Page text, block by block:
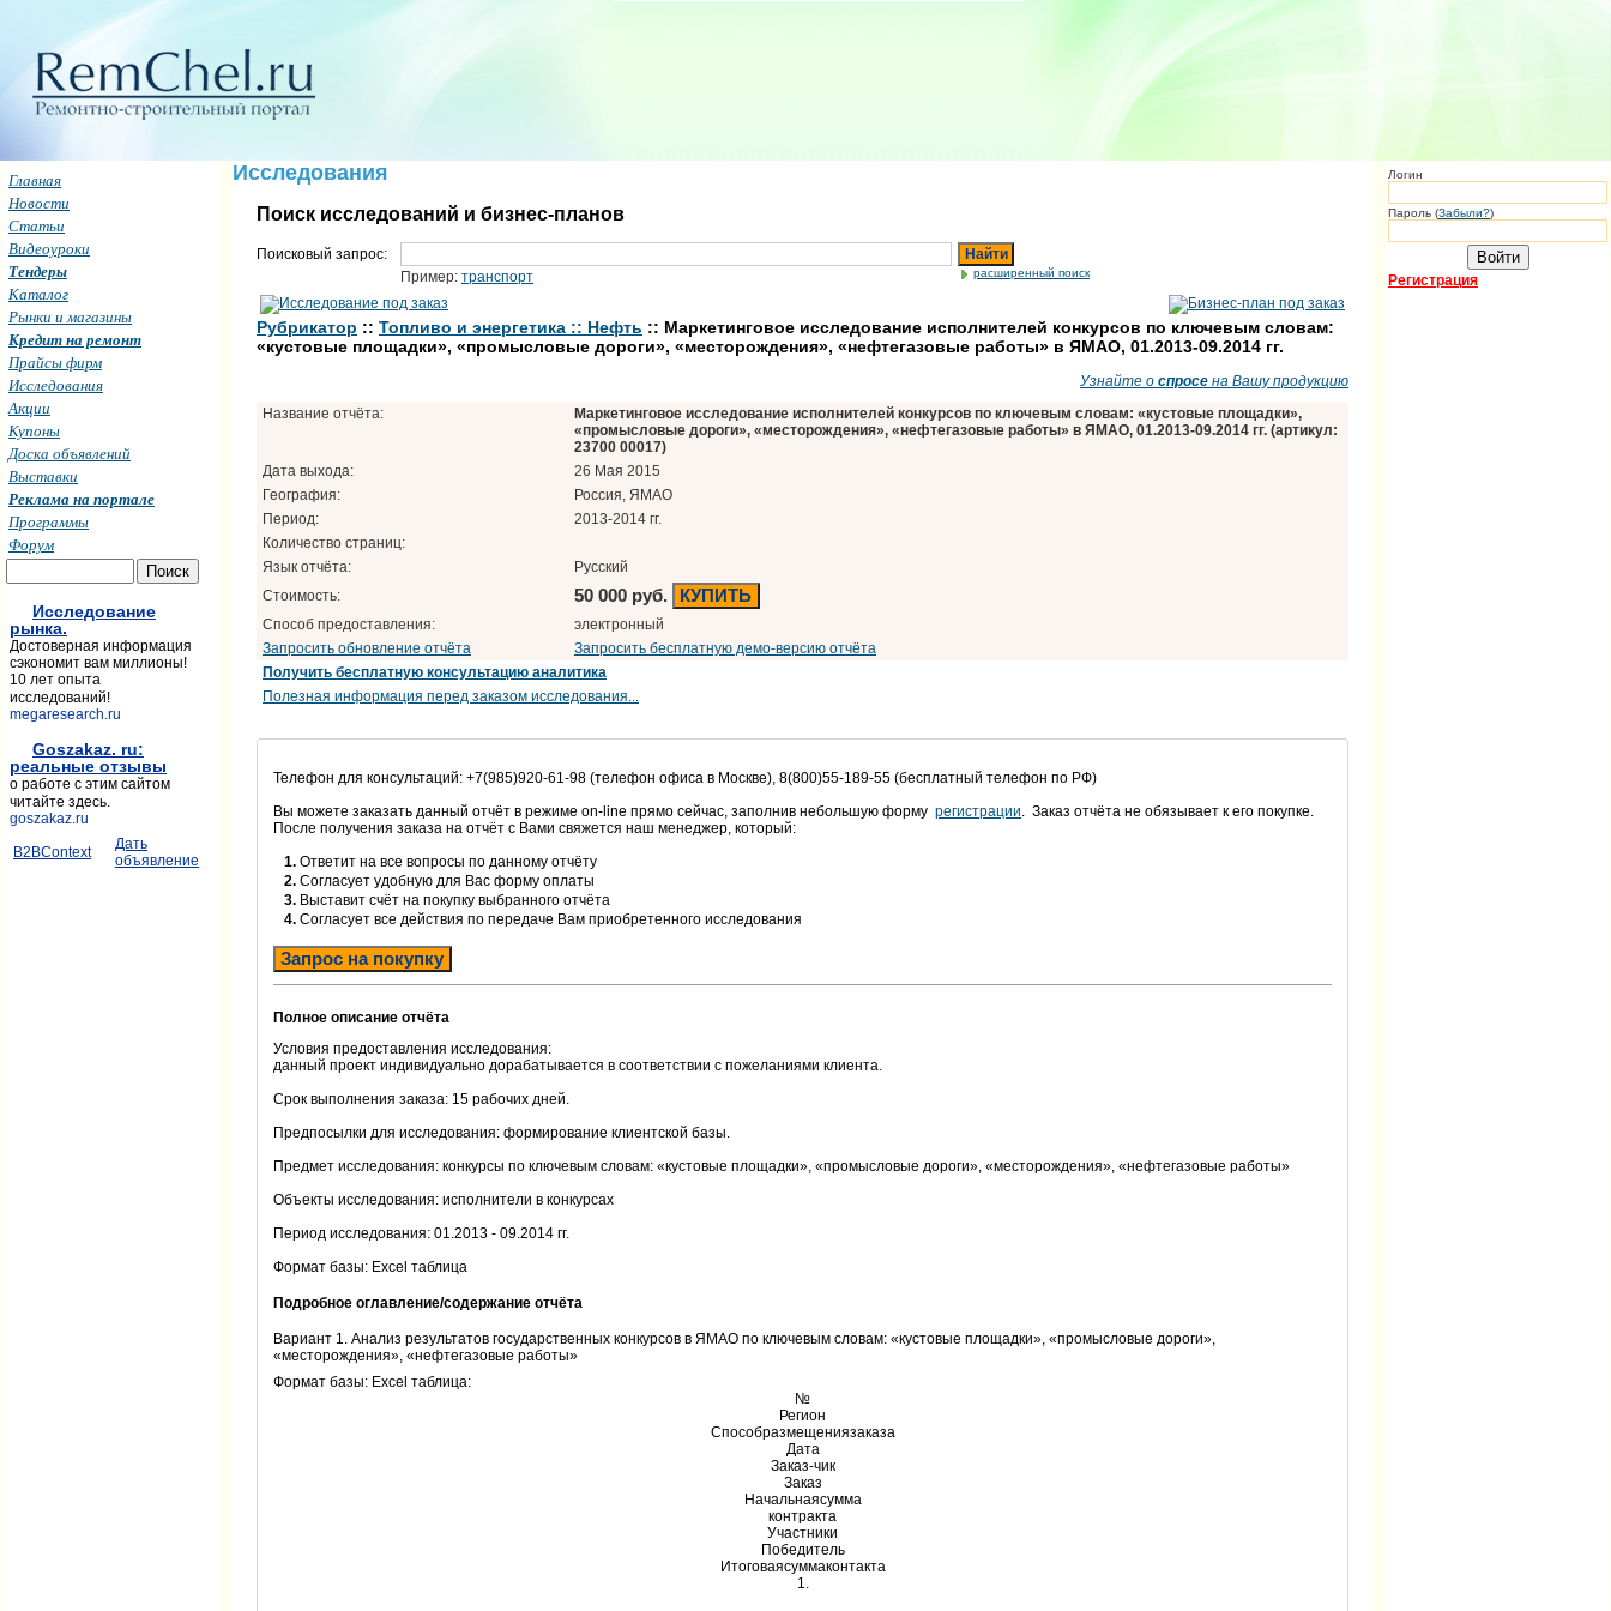
Исследования
Поиск исследований и бизнес-планов
Поисковый запрос:
Найти
Пример: транспорт расширенный поиск
Рубрикатор :: Топливо и энергетика :: Нефть :: Маркетинговое исследование исполнителей конкурсов по ключевым словам:
«кустовые площадки», «промысловые дороги», «месторождения», «нефтегазовые работы» в ЯМАО, 01.2013-09.2014 гг.
Узнайте о спросе на Вашу продукцию
Название отчёта:
Маркетинговое исследование исполнителей конкурсов по ключевым словам: «кустовые площадки»,
«промысловые дороги», «месторождения», «нефтегазовые работы» в ЯМАО, 01.2013-09.2014 гг. (артикул:
23700 00017)
Дата выхода:
26 Мая 2015
География:
Россия, ЯМАО
Период:
2013-2014 гг.
Количество страниц:
Язык отчёта:
Русский
Стоимость:
50 000 руб. КУПИТЬ
Способ предоставления:
электронный
Запросить обновление отчёта
Запросить бесплатную демо-версию отчёта
Получить бесплатную консультацию аналитика
Полезная информация перед заказом исследования...
Телефон для консультаций: +7(985)920-61-98 (телефон офиса в Москве), 8(800)55-189-55 (бесплатный телефон по РФ)
Вы можете заказать данный отчёт в режиме on-line прямо сейчас, заполнив небольшую форму регистрации. Заказ отчёта не обязывает к его покупке.
После получения заказа на отчёт с Вами свяжется наш менеджер, который:
1. Ответит на все вопросы по данному отчёту
2. Согласует удобную для Вас форму оплаты
3. Выставит счёт на покупку выбранного отчёта
4. Согласует все действия по передаче Вам приобретенного исследования
Запрос на покупку
Полное описание отчёта
Условия предоставления исследования:
данный проект индивидуально дорабатывается в соответствии с пожеланиями клиента.
Срок выполнения заказа: 15 рабочих дней.
Предпосылки для исследования: формирование клиентской базы.
Предмет исследования: конкурсы по ключевым словам: «кустовые площадки», «промысловые дороги», «месторождения», «нефтегазовые работы»
Объекты исследования: исполнители в конкурсах
Период исследования: 01.2013 - 09.2014 гг.
Формат базы: Excel таблица
Подробное оглавление/содержание отчёта
Вариант 1. Анализ результатов государственных конкурсов в ЯМАО по ключевым словам: «кустовые площадки», «промысловые дороги»,
«месторождения», «нефтегазовые работы»
Формат базы: Excel таблица:
№
Регион
Способразмещениязаказа
Дата
Заказ-чик
Заказ
Начальнаясумма
контракта
Участники
Победитель
Итоговаясуммаконтакта
1.
Главная
Новости
Статьи
Видеоуроки
Тендеры
Каталог
Рынки и магазины
Кредит на ремонт
Прайсы фирм
Исследования
Акции
Купоны
Доска объявлений
Выставки
Реклама на портале
Программы
Форум
Исследование
рынка.
Достоверная информация
сэкономит вам миллионы!
10 лет опыта
исследований!
megaresearch.ru
Goszakaz. ru:
реальные отзывы
о работе с этим сайтом
читайте здесь.
goszakaz.ru
B2BContext
Дать
объявление
Логин
Пароль (Забыли?)
Регистрация